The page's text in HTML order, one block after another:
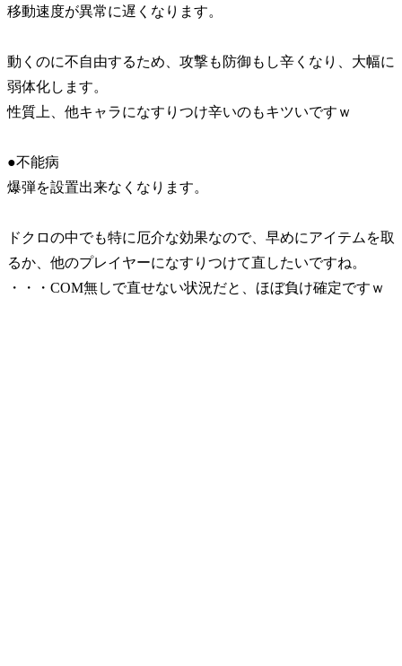
移動速度が異常に遅くなります。
動くのに不自由するため、攻撃も防御もし辛くなり、大幅に
弱体化します。
性質上、他キャラになすりつけ辛いのもキツいですｗ
●不能病
爆弾を設置出来なくなります。
ドクロの中でも特に厄介な効果なので、早めにアイテムを取
るか、他のプレイヤーになすりつけて直したいですね。
・・・COM無しで直せない状況だと、ほぼ負け確定ですｗ